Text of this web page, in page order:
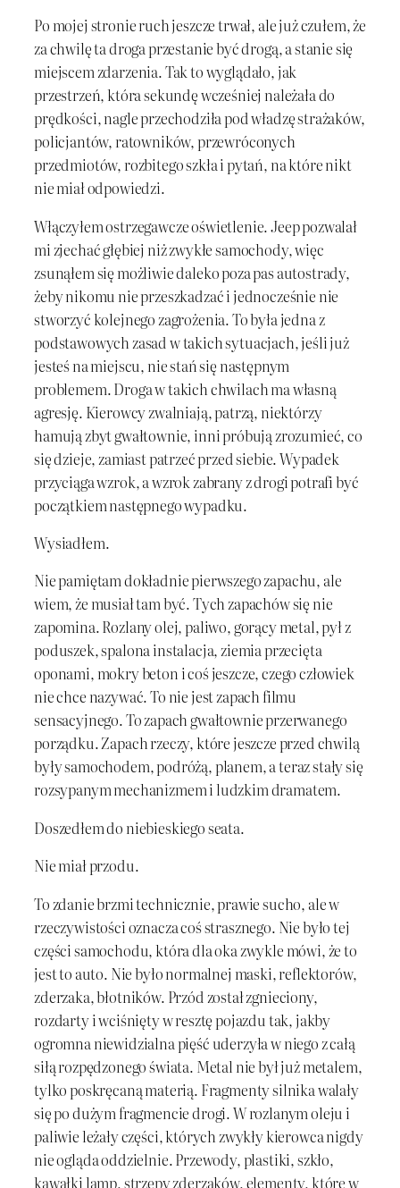
Po mojej stronie ruch jeszcze trwał, ale już czułem, że
za chwilę ta droga przestanie być drogą, a stanie się
miejscem zdarzenia. Tak to wyglądało, jak
przestrzeń, która sekundę wcześniej należała do
prędkości, nagle przechodziła pod władzę strażaków,
policjantów, ratowników, przewróconych
przedmiotów, rozbitego szkła i pytań, na które nikt
nie miał odpowiedzi.
Włączyłem ostrzegawcze oświetlenie. Jeep pozwalał
mi zjechać głębiej niż zwykłe samochody, więc
zsunąłem się możliwie daleko poza pas autostrady,
żeby nikomu nie przeszkadzać i jednocześnie nie
stworzyć kolejnego zagrożenia. To była jedna z
podstawowych zasad w takich sytuacjach, jeśli już
jesteś na miejscu, nie stań się następnym
problemem. Droga w takich chwilach ma własną
agresję. Kierowcy zwalniają, patrzą, niektórzy
hamują zbyt gwałtownie, inni próbują zrozumieć, co
się dzieje, zamiast patrzeć przed siebie. Wypadek
przyciąga wzrok, a wzrok zabrany z drogi potrafi być
początkiem następnego wypadku.
Wysiadłem.
Nie pamiętam dokładnie pierwszego zapachu, ale
wiem, że musiał tam być. Tych zapachów się nie
zapomina. Rozlany olej, paliwo, gorący metal, pył z
poduszek, spalona instalacja, ziemia przecięta
oponami, mokry beton i coś jeszcze, czego człowiek
nie chce nazywać. To nie jest zapach filmu
sensacyjnego. To zapach gwałtownie przerwanego
porządku. Zapach rzeczy, które jeszcze przed chwilą
były samochodem, podróżą, planem, a teraz stały się
rozsypanym mechanizmem i ludzkim dramatem.
Doszedłem do niebieskiego seata.
Nie miał przodu.
To zdanie brzmi technicznie, prawie sucho, ale w
rzeczywistości oznacza coś strasznego. Nie było tej
części samochodu, która dla oka zwykle mówi, że to
jest to auto. Nie było normalnej maski, reflektorów,
zderzaka, błotników. Przód został zgnieciony,
rozdarty i wciśnięty w resztę pojazdu tak, jakby
ogromna niewidzialna pięść uderzyła w niego z całą
siłą rozpędzonego świata. Metal nie był już metalem,
tylko poskręcaną materią. Fragmenty silnika walały
się po dużym fragmencie drogi. W rozlanym oleju i
paliwie leżały części, których zwykły kierowca nigdy
nie ogląda oddzielnie. Przewody, plastiki, szkło,
kawałki lamp, strzępy zderzaków, elementy, które w